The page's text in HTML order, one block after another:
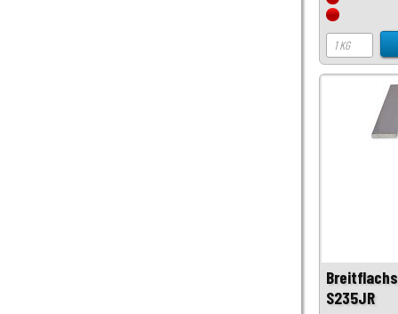
S235JR